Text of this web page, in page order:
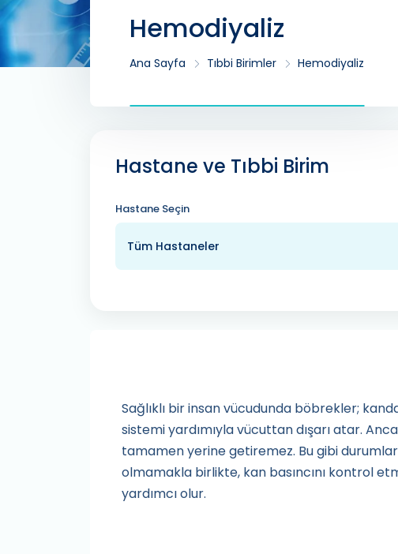
Hemodiyaliz
Ana Sayfa Tıbbi Birimler Hemodiyaliz
Hastane ve Tıbbi Birim
Hastane Seçin
Tüm Hastaneler
Sağlıklı bir insan vücudunda böbrekler;
sistemi yardımıyla vücuttan dışarı atar.
tamamen yerine getiremez. Bu gibi
olmamakla birlikte, kan basıncını kontrol
yardımcı olur.